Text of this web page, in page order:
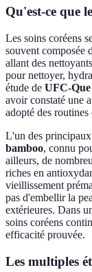
Qu'est-ce que
Les soins coréens
souvent composée
allant des
pour nettoyer,
étude de UFC-
avoir constaté une
adopté des
L'un des principaux
bamboo, connu
ailleurs, de
riches en
vieillissement
pas d'embellir la
extérieures. Dans
soins coréens
efficacité prouvée.
Les multiples